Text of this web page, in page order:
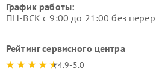
График работы:
ПН-ВСК с 9:00 до 21:00 без
Рейтинг сервисного центра
4.9-5.0